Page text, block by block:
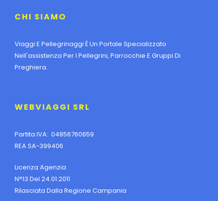
CHI SIAMO
Viaggi E Pellegrinaggi È Un Portale Specializzato
Nell'assistenza Per I Pellegrini, Parrocchie E Gruppi Di
Preghiera.
WEBVIAGGI SRL
Partita IVA: 04856760659
REA SA-399406
Licenza Agenzia
N°13 Del 24.01.2011
Rilasciata Dalla Regione Campania